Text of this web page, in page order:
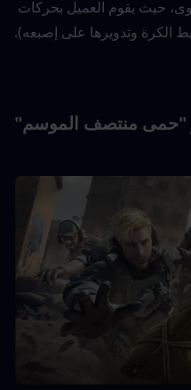
الكرة وتدويرها على إصبعه).
"حمى منتصف الموسم"